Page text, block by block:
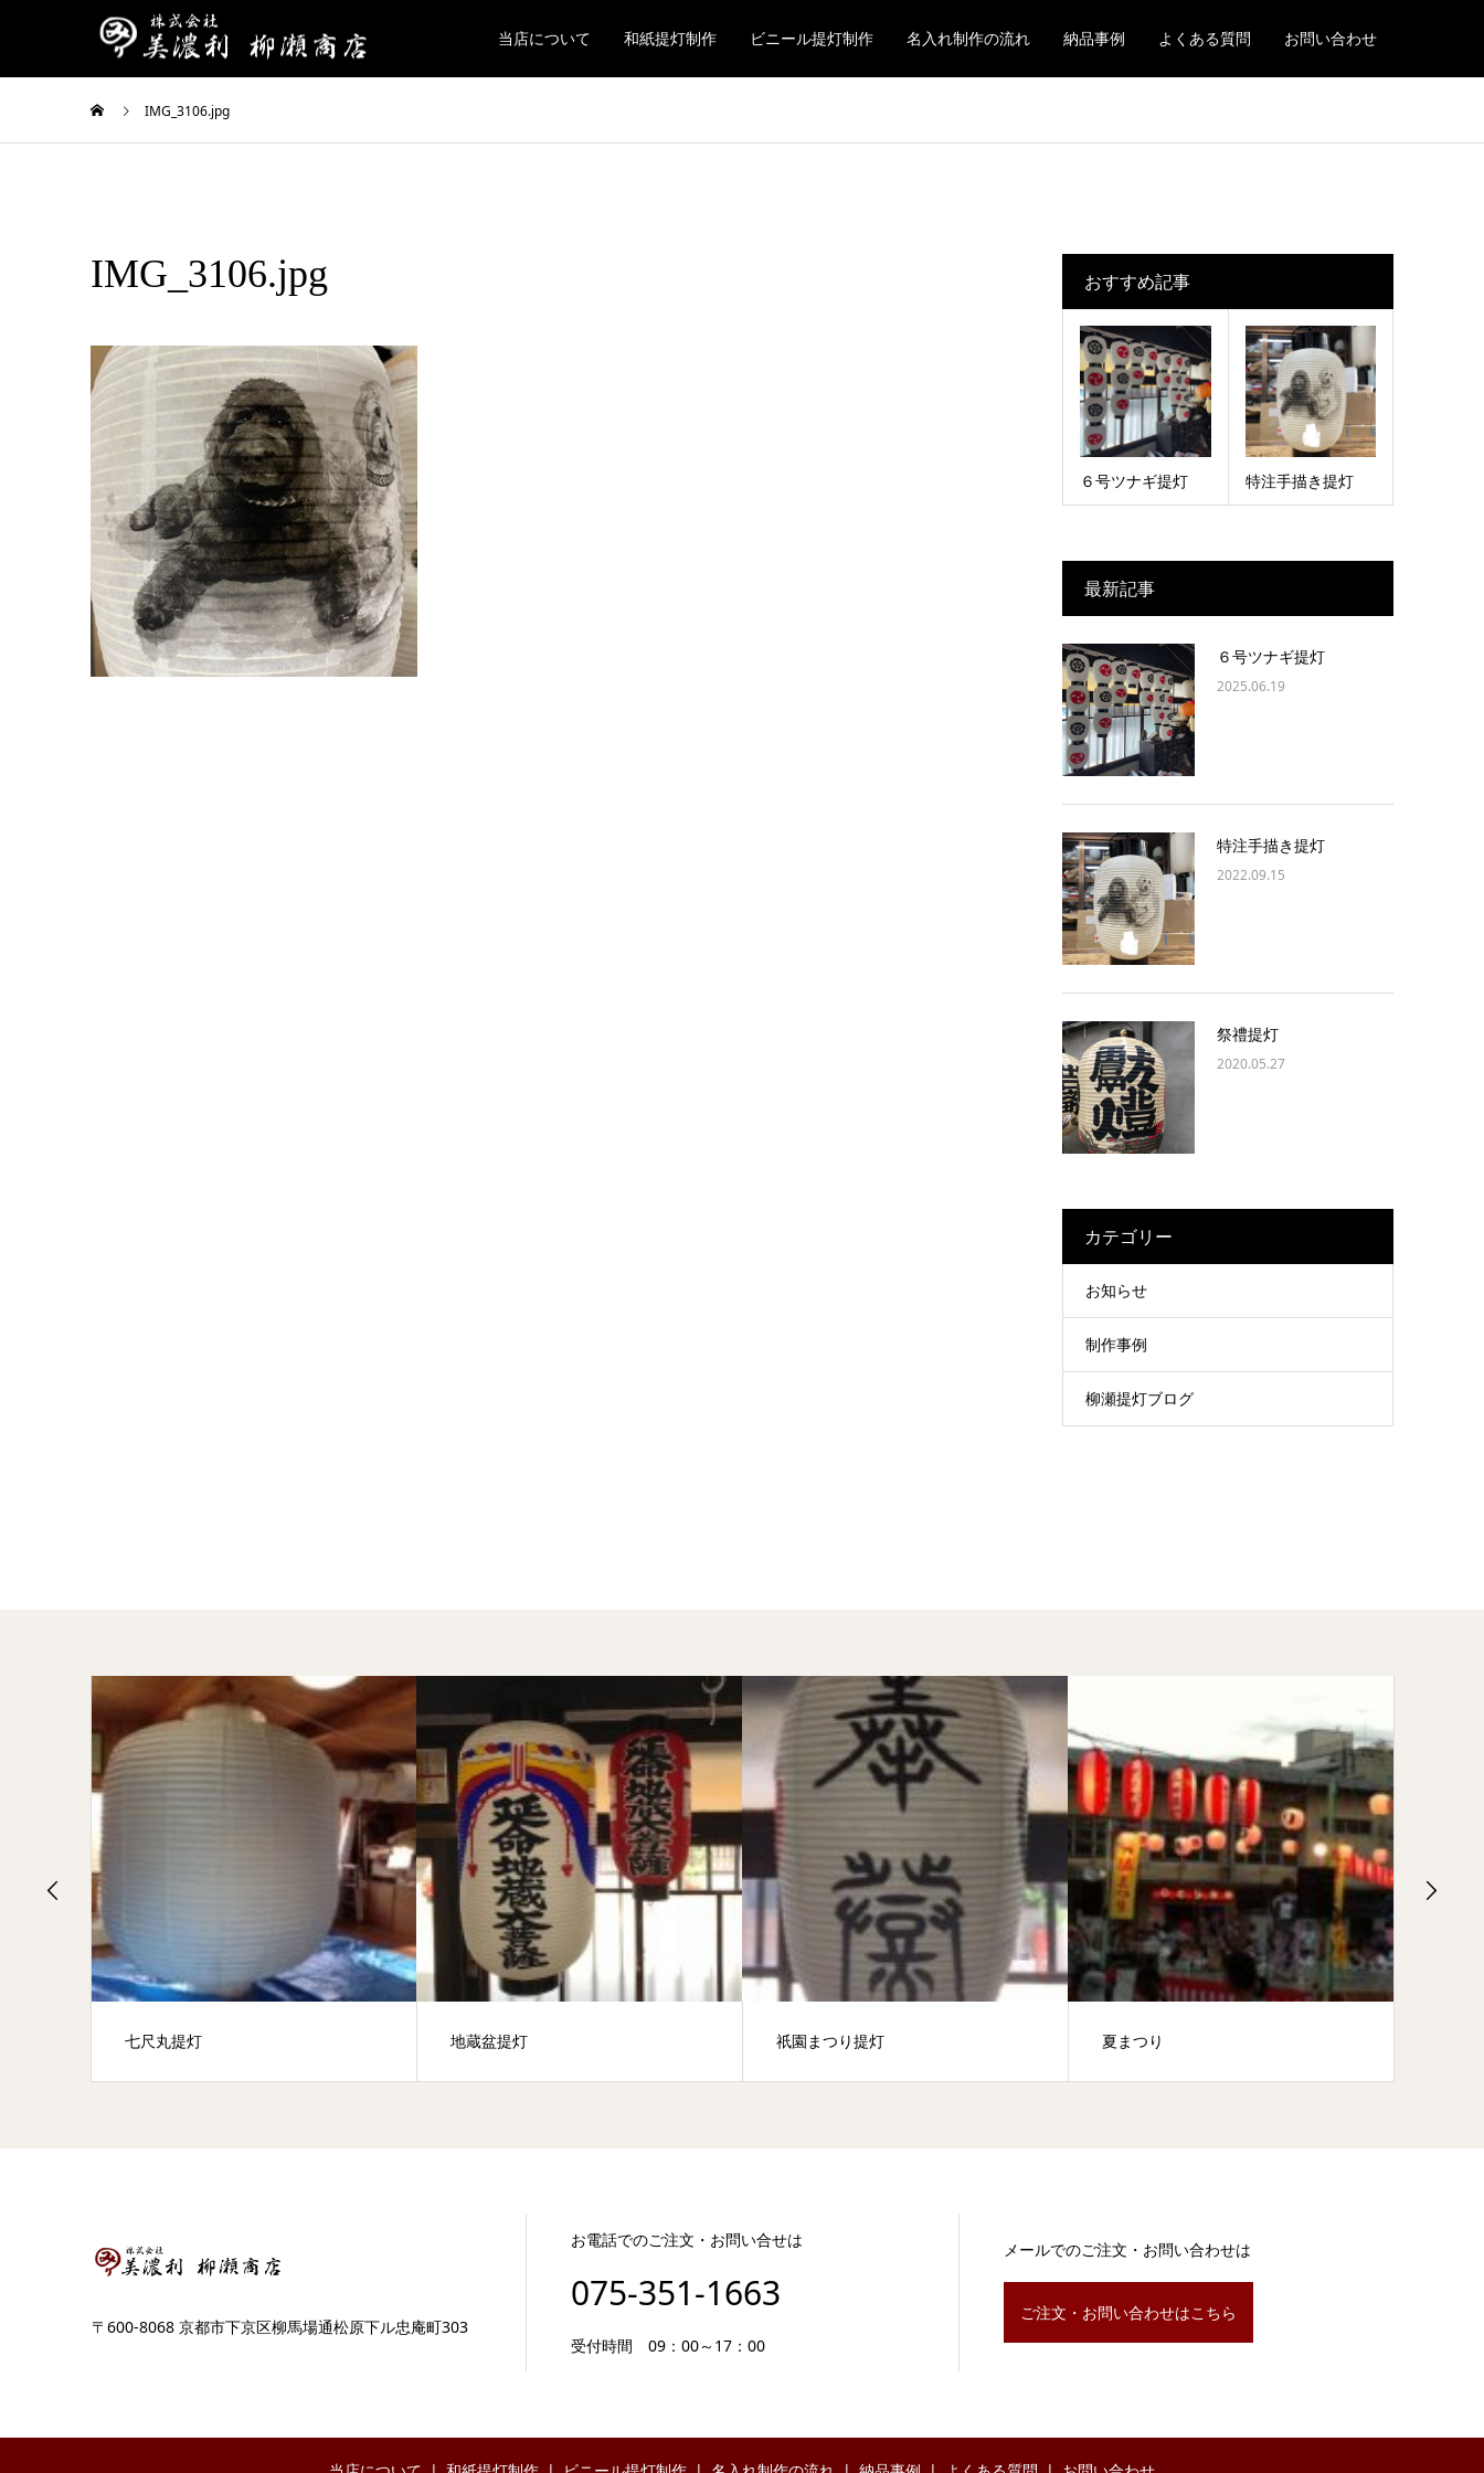
当店について 和紙提灯制作 ビニール提灯制作 名入れ制作の流れ 納品事例 よくある質問 お問い合わせ
IMG_3106.jpg
IMG_3106.jpg おすすめ記事
６号ツナギ提灯 特注手描き提灯
最新記事
６号ツナギ提灯
2025.06.19
特注手描き提灯
2022.09.15
祭禮提灯
2020.05.27
カテゴリー
お知らせ
制作事例
柳瀬提灯ブログ
七尺丸提灯 地蔵盆提灯 祇園まつり提灯 夏まつり
〒600-8068 京都市下京区柳馬場通松原下ル忠庵町303
お電話でのご注文・お問い合せは
075-351-1663
受付時間 09：00～17：00
メールでのご注文・お問い合わせは
ご注文・お問い合わせはこちら